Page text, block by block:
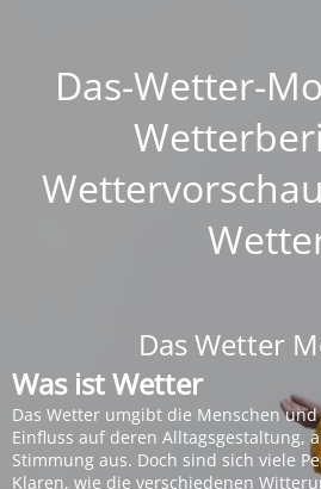
Das-Wetter-
Das Wetter
Was ist Wetter
Das Wetter umgibt die Menschen
Einfluss auf deren Alltagsgestaltung,
Stimmung aus. Doch sind sich viele
Klaren, wie die verschiedenen